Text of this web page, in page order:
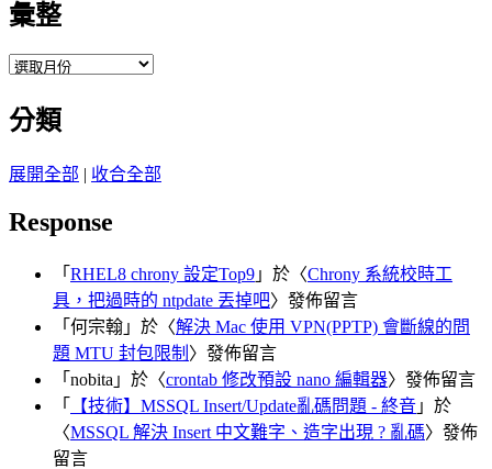
彙整
彙
分類
展開全部 | 收合全部
Response
「 RHEL8 chrony 設定Top9 」於〈Chrony 系統校時工
具，把過時的 ntpdate 丟掉吧〉發佈留言
「 何宗翰 」於〈解決 Mac 使用 VPN(PPTP) 會斷線的問
題 MTU 封包限制 〉發佈留言
「 nobita 」於〈crontab 修改預設 nano 編輯器〉發佈留言
「
【技術】MSSQL Insert/Update亂碼問題 - 終音 」於
〈MSSQL 解決 Insert 中文難字、造字出現 ? 亂碼〉發佈
留言